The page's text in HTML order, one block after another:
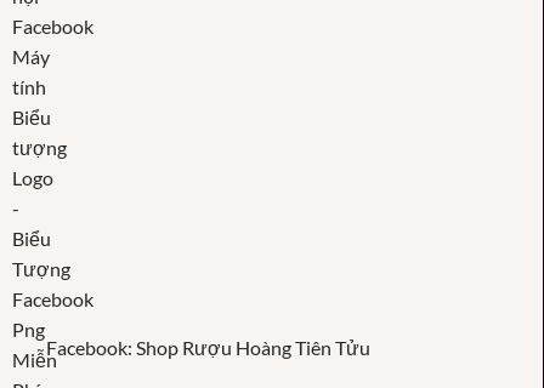
Facebook: Shop Rượu Hoàng Tiên Tửu